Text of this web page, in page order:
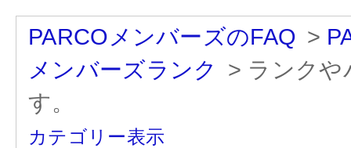
PARCOメンバーズのFAQ >
メンバーズランク
> ランクや
す。
カテゴリー表示